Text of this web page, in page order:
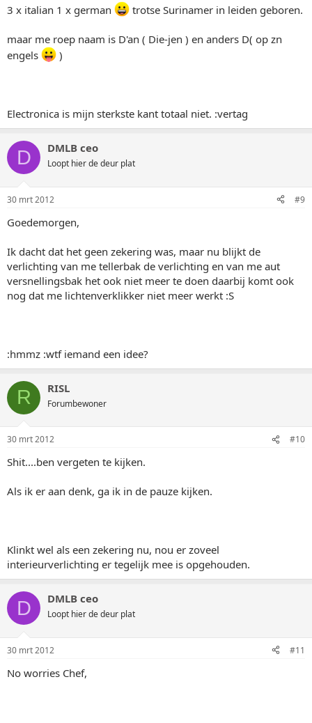
3 x italian 1 x german trotse Surinamer in leiden geboren.
maar me roep naam is D'an ( Die-jen ) en anders D( op zn
engels
)
Electronica is mijn sterkste kant totaal niet. :vertag
D DMLB ceo
Loopt hier de deur plat
30 mrt 2012 #9
Goedemorgen,
Ik dacht dat het geen zekering was, maar nu blijkt de
verlichting van me tellerbak de verlichting en van me aut
versnellingsbak het ook niet meer te doen daarbij komt ook
nog dat me lichtenverklikker niet meer werkt :S
:hmmz :wtf iemand een idee?
R RISL
Forumbewoner
30 mrt 2012 #10
Shit....ben vergeten te kijken.
Als ik er aan denk, ga ik in de pauze kijken.
Klinkt wel als een zekering nu, nou er zoveel
interieurverlichting er tegelijk mee is opgehouden.
D DMLB ceo
Loopt hier de deur plat
30 mrt 2012 #11
No worries Chef,